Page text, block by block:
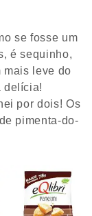
se fosse um
é sequinho,
mais leve do
delícia!
por dois! Os
pimenta-do-